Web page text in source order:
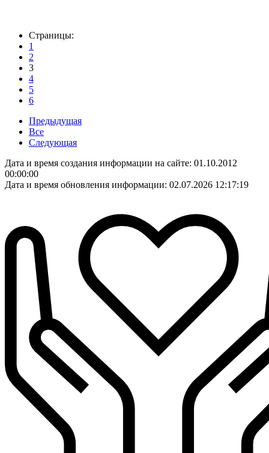
Страницы:
1
2
3
4
5
6
Предыдущая
Все
Следующая
Дата и время создания информации на сайте: 01.10.2012
00:00:00
Дата и время обновления информации: 02.07.2026 12:17:19